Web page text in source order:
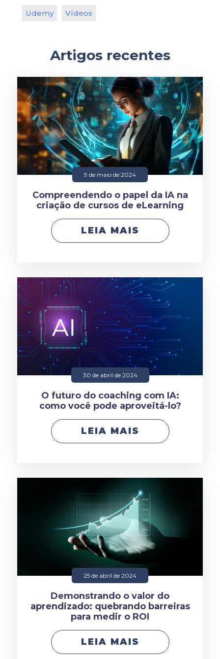
Udemy Vídeos
Artigos recentes
9 de maio de 2024
Compreendendo o papel da IA na
criação de cursos de eLearning
LEIA MAIS
30 de abril de 2024
O futuro do coaching com IA:
como você pode aproveitá-lo?
LEIA MAIS
25 de abril de 2024
Demonstrando o valor do
aprendizado: quebrando barreiras
para medir o ROI
LEIA MAIS